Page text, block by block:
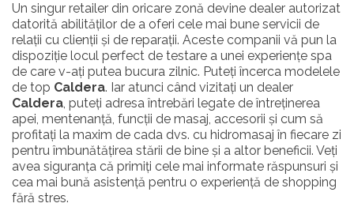
Un singur retailer din oricare zonă devine dealer autorizat
datorită abilităților de a oferi cele mai bune servicii de
relații cu clienții și de reparații. Aceste companii vă pun la
dispoziție locul perfect de testare a unei experiențe spa
de care v-ați putea bucura zilnic. Puteți încerca modelele
de top Caldera. Iar atunci când vizitați un dealer
Caldera, puteți adresa întrebări legate de întreținerea
apei, mentenanță, funcții de masaj, accesorii și cum să
profitați la maxim de cada dvs. cu hidromasaj în fiecare zi
pentru îmbunătățirea stării de bine și a altor beneficii. Veți
avea siguranța că primiți cele mai informate răspunsuri și
cea mai bună asistență pentru o experiență de shopping
fără stres.